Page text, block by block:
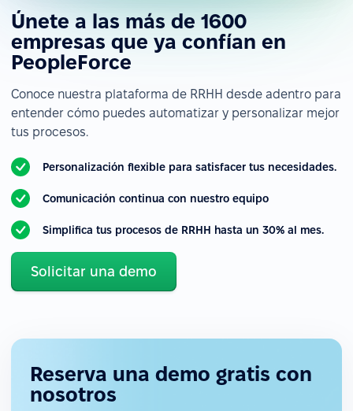
Únete a las más de 1600
empresas que ya confían en
PeopleForce
Conoce nuestra plataforma de RRHH desde adentro para
entender cómo puedes automatizar y personalizar mejor
tus procesos.
Personalización flexible para satisfacer tus necesidades.
Comunicación continua con nuestro equipo
Simplifica tus procesos de RRHH hasta un 30% al mes.
Solicitar una demo
Reserva una demo gratis con
nosotros